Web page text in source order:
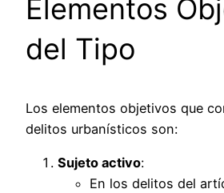
Elementos
del Tipo
Los elementos objetivos que
delitos urbanísticos son:
Sujeto activo:
En los delitos del